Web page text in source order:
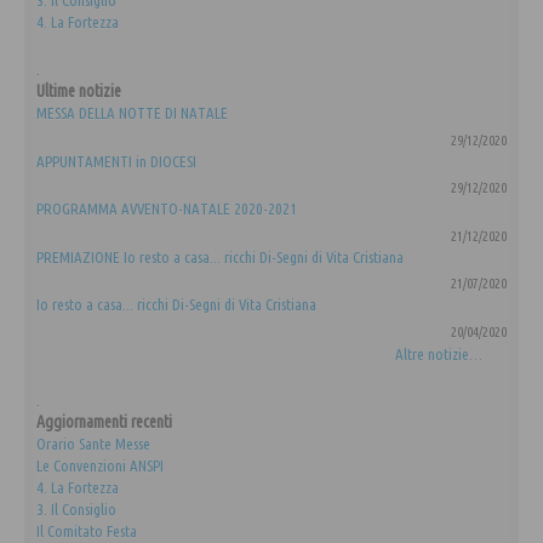
4. La Fortezza
Ultime notizie
MESSA DELLA NOTTE DI NATALE
29/12/2020
APPUNTAMENTI in DIOCESI
29/12/2020
PROGRAMMA AVVENTO-NATALE 2020-2021
21/12/2020
PREMIAZIONE Io resto a casa... ricchi Di-Segni di Vita Cristiana
21/07/2020
Io resto a casa... ricchi Di-Segni di Vita Cristiana
20/04/2020
Altre notizie…
Aggiornamenti recenti
Orario Sante Messe
Le Convenzioni ANSPI
4. La Fortezza
3. Il Consiglio
Il Comitato Festa